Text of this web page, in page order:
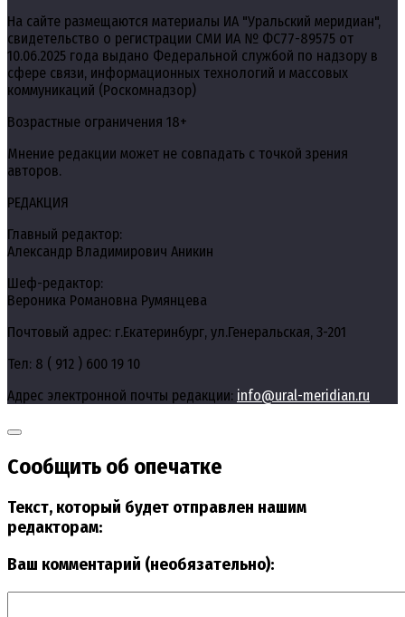
На сайте размещаются материалы ИА "Уральский меридиан",
свидетельство о регистрации СМИ ИА № ФС77-89575 от
10.06.2025 года выдано Федеральной службой по надзору в
сфере связи, информационных технологий и массовых
коммуникаций (Роскомнадзор)
Возрастные ограничения 18+
Мнение редакции может не совпадать с точкой зрения
авторов.
РЕДАКЦИЯ
Главный редактор:
Александр Владимирович Аникин
Шеф-редактор:
Вероника Романовна Румянцева
Почтовый адрес: г.Екатеринбург, ул.Генеральская, 3-201
Тел: 8 ( 912 ) 600 19 10
Адрес электронной почты редакции: info@ural-meridian.ru
Сообщить об опечатке
Текст, который будет отправлен нашим
редакторам:
Ваш комментарий (необязательно):